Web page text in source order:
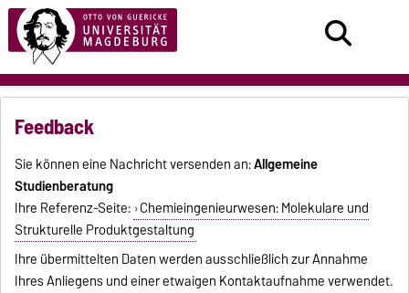
Feedback
Sie können eine Nachricht versenden an:Allgemeine
Studienberatung
Ihre Referenz-Seite: Chemieingenieurwesen: Molekulare und
Strukturelle Produktgestaltung
Ihre übermittelten Daten werden ausschließlich zur Annahme
Ihres Anliegens und einer etwaigen Kontaktaufnahme verwendet.